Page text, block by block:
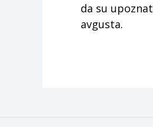
da su
avgusta.